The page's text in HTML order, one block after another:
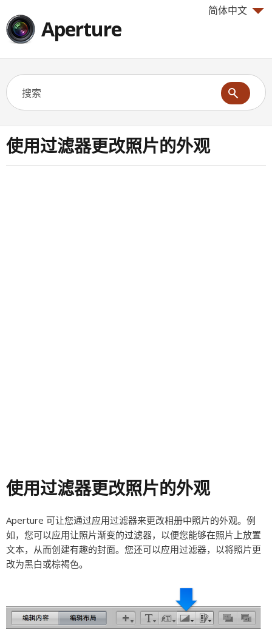
简体中文
Aperture
使用过滤器更改照片的外观
使用过滤器更改照片的外观
Aperture 可让您通过应用过滤器来更改相册中照片的外观。例
如，您可以应用让照片渐变的过滤器，以便您能够在照片上放置
文本，从而创建有趣的封面。您还可以应用过滤器，以将照片更
改为黑白或棕褐色。